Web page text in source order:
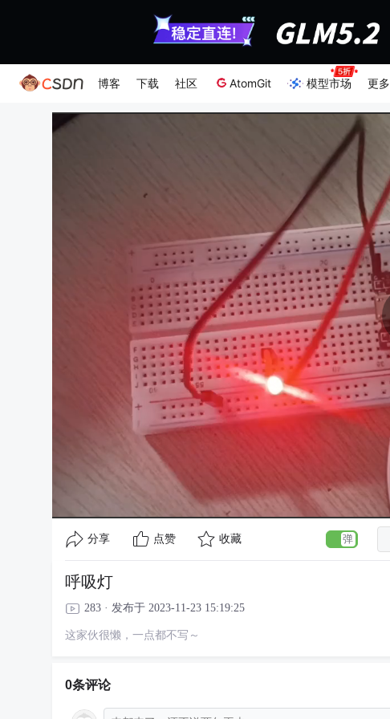
博客 下载 社区 AtomGit 模型市场 更多
分享 点赞 收藏
呼吸灯
283 · 发布于 2023-11-23 15:19:25
这家伙很懒，一点都不写～
0条评论